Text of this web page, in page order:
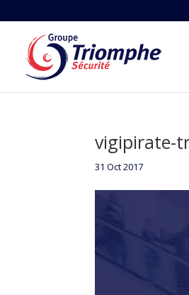
vigipirate-
31 Oct 2017